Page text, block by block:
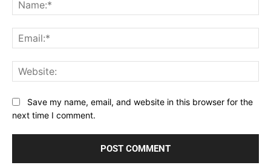
Save my name, email, and website in this browser for the
next time I comment.